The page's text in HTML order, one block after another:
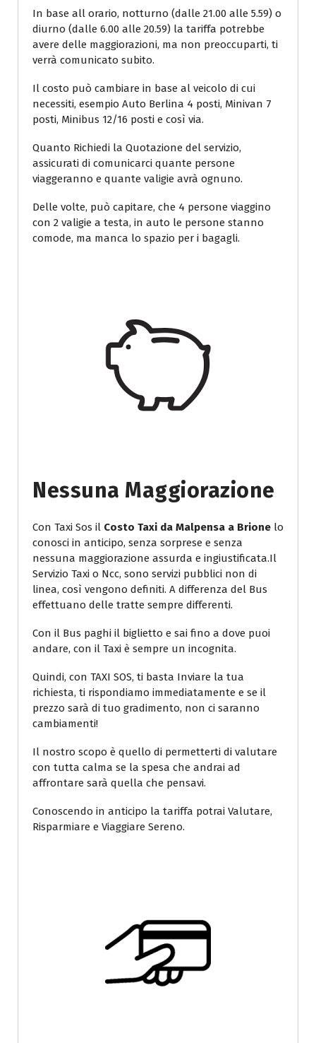
In base all orario, notturno (dalle 21.00 alle 5.59) o
diurno (dalle 6.00 alle 20.59) la tariffa potrebbe
avere delle maggiorazioni, ma non preoccuparti, ti
verrà comunicato subito.
Il costo può cambiare in base al veicolo di cui
necessiti, esempio Auto Berlina 4 posti, Minivan 7
posti, Minibus 12/16 posti e così via.
Quanto Richiedi la Quotazione del servizio,
assicurati di comunicarci quante persone
viaggeranno e quante valigie avrà ognuno.
Delle volte, può capitare, che 4 persone viaggino
con 2 valigie a testa, in auto le persone stanno
comode, ma manca lo spazio per i bagagli.
Nessuna Maggiorazione
Con Taxi Sos il Costo Taxi da Malpensa a Brione lo
conosci in anticipo, senza sorprese e senza
nessuna maggiorazione assurda e ingiustificata.Il
Servizio Taxi o Ncc, sono servizi pubblici non di
linea, così vengono definiti. A differenza del Bus
effettuano delle tratte sempre differenti.
Con il Bus paghi il biglietto e sai fino a dove puoi
andare, con il Taxi è sempre un incognita.
Quindi, con TAXI SOS, ti basta Inviare la tua
richiesta, ti rispondiamo immediatamente e se il
prezzo sarà di tuo gradimento, non ci saranno
cambiamenti!
Il nostro scopo è quello di permetterti di valutare
con tutta calma se la spesa che andrai ad
affrontare sarà quella che pensavi.
Conoscendo in anticipo la tariffa potrai Valutare,
Risparmiare e Viaggiare Sereno.